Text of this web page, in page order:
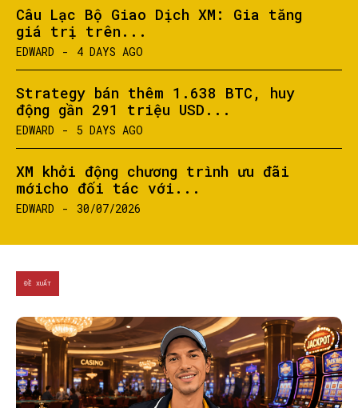
Câu Lạc Bộ Giao Dịch XM: Gia tăng
giá trị trên...
EDWARD - 4 DAYS AGO
Strategy bán thêm 1.638 BTC, huy
động gần 291 triệu USD...
EDWARD - 5 DAYS AGO
XM khởi động chương trình ưu đãi
mớicho đối tác với...
EDWARD - 30/07/2026
ĐỀ XUẤT